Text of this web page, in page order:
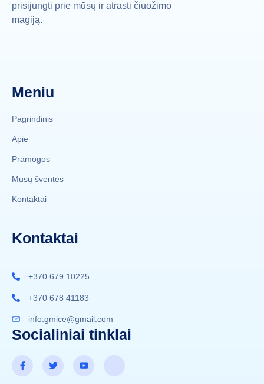
prisijungti prie mūsų ir atrasti čiuožimo
magiją.
Meniu
Pagrindinis
Apie
Pramogos
Mūsų šventės
Kontaktai
Kontaktai
+370 679 10225
+370 678 41183
info.gmice@gmail.com
Socialiniai tinklai